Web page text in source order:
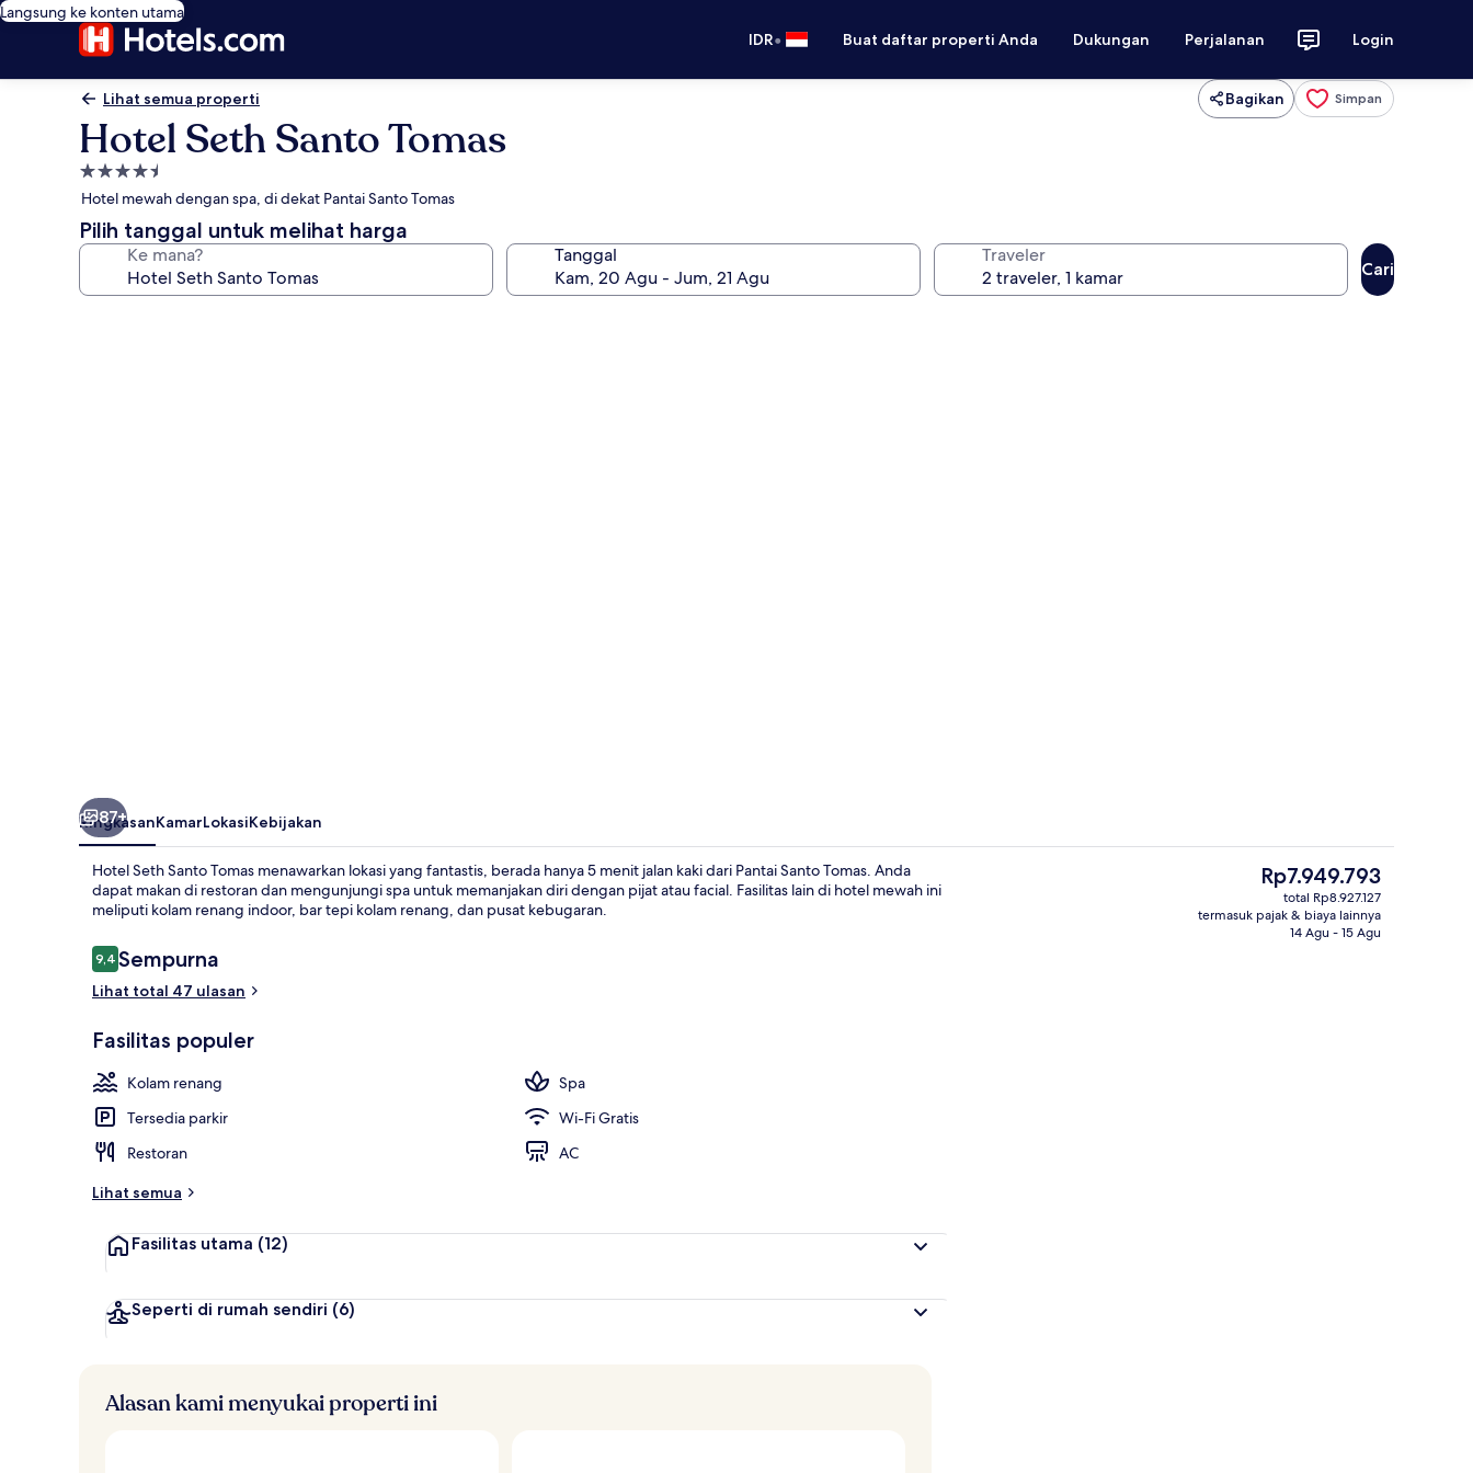
Langsung ke konten utama
IDR• Buat daftar properti Anda Dukungan Perjalanan Login
Lihat semua properti Bagikan Simpan
Hotel Seth Santo Tomas
Properti
bintang
4.5
Hotel mewah dengan spa, di dekat Pantai Santo Tomas
Pilih tanggal untuk melihat harga
Ke mana? Tanggal Traveler
Cari
Kamar Double Superior, pemandangan kebun | Teras/patio
Prasmanan
87+
RingkasanKamarLokasiKebijakan
Hotel Seth Santo Tomas menawarkan lokasi yang fantastis, berada hanya 5 menit jalan kaki dari Pantai Santo Tomas. Anda
dapat makan di restoran dan mengunjungi spa untuk memanjakan diri dengan pijat atau facial. Fasilitas lain di hotel mewah ini
meliputi kolam renang indoor, bar tepi kolam renang, dan pusat kebugaran.
Ulasan
9,49,4 dari 10
Sempurna
Lihat total 47 ulasan
Fasilitas populer
Kolam renang
Spa
Tersedia parkir
Wi-Fi Gratis
Restoran
AC
Lihat semua
Fasilitas utama (12)
Seperti di rumah sendiri (6)
Harga
saat
ini
Rp7.949.793
Rp7.949.793
total Rp8.927.127
termasuk pajak & biaya lainnya
14 Agu - 15 Agu
Alasan kami menyukai properti ini